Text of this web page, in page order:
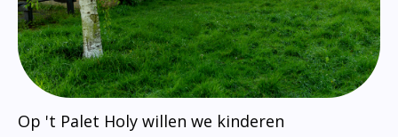
Op 't Palet Holy willen we kinderen